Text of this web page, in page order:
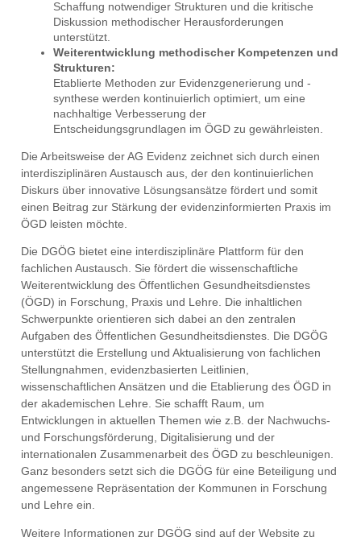
Schaffung notwendiger Strukturen und die kritische
Diskussion methodischer Herausforderungen
unterstützt.
Weiterentwicklung methodischer Kompetenzen und
Strukturen:
Etablierte Methoden zur Evidenzgenerierung und -
synthese werden kontinuierlich optimiert, um eine
nachhaltige Verbesserung der
Entscheidungsgrundlagen im ÖGD zu gewährleisten.
Die Arbeitsweise der AG Evidenz zeichnet sich durch einen
interdisziplinären Austausch aus, der den kontinuierlichen
Diskurs über innovative Lösungsansätze fördert und somit
einen Beitrag zur Stärkung der evidenzinformierten Praxis im
ÖGD leisten möchte.
Die DGÖG bietet eine interdisziplinäre Plattform für den
fachlichen Austausch. Sie fördert die wissenschaftliche
Weiterentwicklung des Öffentlichen Gesundheitsdienstes
(ÖGD) in Forschung, Praxis und Lehre. Die inhaltlichen
Schwerpunkte orientieren sich dabei an den zentralen
Aufgaben des Öffentlichen Gesundheitsdienstes. Die DGÖG
unterstützt die Erstellung und Aktualisierung von fachlichen
Stellungnahmen, evidenzbasierten Leitlinien,
wissenschaftlichen Ansätzen und die Etablierung des ÖGD in
der akademischen Lehre. Sie schafft Raum, um
Entwicklungen in aktuellen Themen wie z.B. der Nachwuchs-
und Forschungsförderung, Digitalisierung und der
internationalen Zusammenarbeit des ÖGD zu beschleunigen.
Ganz besonders setzt sich die DGÖG für eine Beteiligung und
angemessene Repräsentation der Kommunen in Forschung
und Lehre ein.
Weitere Informationen zur DGÖG sind auf der Website zu